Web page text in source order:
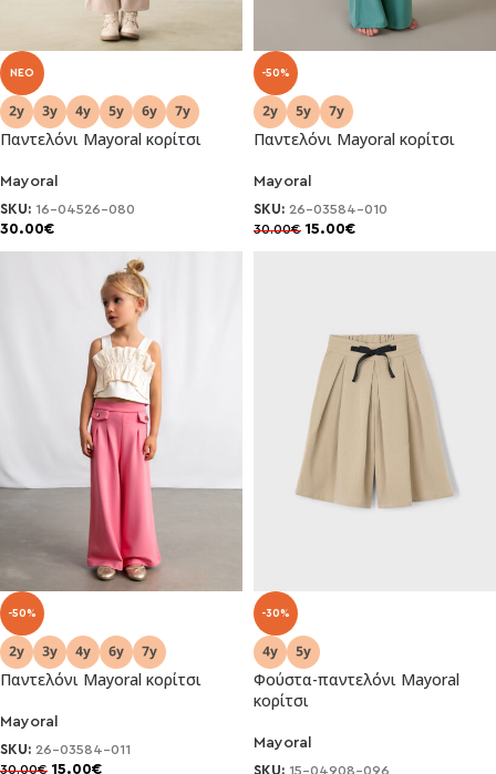
NEO
Παντελόνι Mayoral κορίτσι
Mayoral
SKU: 16-04526-080
30.00€
-50%
Παντελόνι Mayoral κορίτσι
Mayoral
SKU: 26-03584-010
30.00€ 15.00€
-50%
Παντελόνι Mayoral κορίτσι
Mayoral
SKU: 26-03584-011
30.00€ 15.00€
-30%
Φούστα-παντελόνι Mayoral
κορίτσι
Mayoral
SKU: 15-04908-096